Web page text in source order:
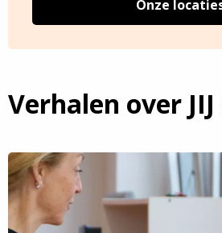
Onze
Verhalen over
Lees
meer
over
Passende